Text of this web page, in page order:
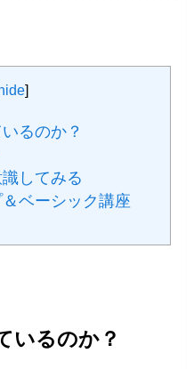
]
るのか？
してみる
ベーシック講座
いるのか？